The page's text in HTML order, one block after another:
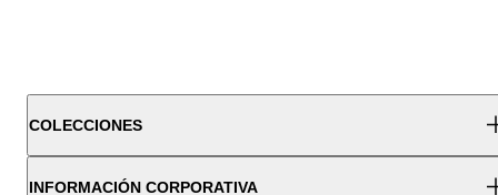
COLECCIONES
INFORMACIÓN CORPORATIVA